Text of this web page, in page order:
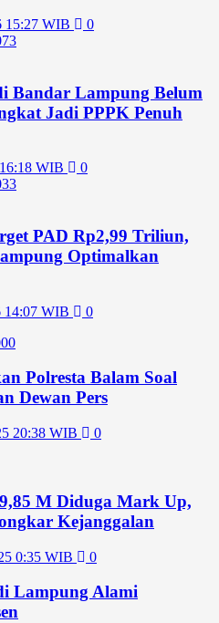
15:27 WIB 0
Bandar Lampung Belum
Jadi PPPK Penuh
WIB 0
PAD Rp2,99 Triliun,
Optimalkan
14:07 WIB 0
Polresta Balam Soal
Dewan Pers
20:38 WIB 0
M Diduga Mark Up,
Kejanggalan
0:35 WIB 0
Lampung Alami